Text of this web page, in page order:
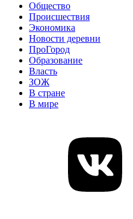
Общество
Происшествия
Экономика
Новости деревни
ПроГород
Образование
Власть
ЗОЖ
В стране
В мире